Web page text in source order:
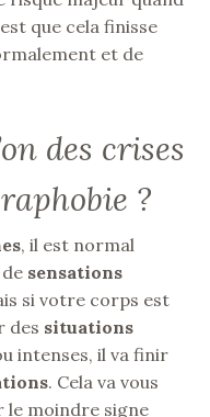
que cela finisse
et de
des crises
?
, il est normal
sensations
si votre corps est
des situations
intenses, il va finir
. Cela va vous
moindre signe